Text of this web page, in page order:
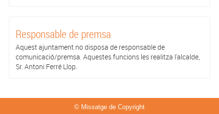
Responsable de premsa
Aquest ajuntament no disposa de responsable de
comunicació/premsa. Aquestes funcions les realitza l'alcalde,
Sr. Antoni Ferré Llop.
© Missatge de Copyright